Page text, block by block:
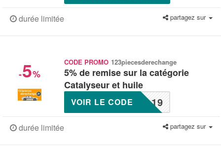
durée limitée partagez sur
-5%
CODE PROMO 123piecesderechange
5% de remise sur la catégorie
Catalyseur et huile
-19
VOIR LE CODE
durée limitée partagez sur